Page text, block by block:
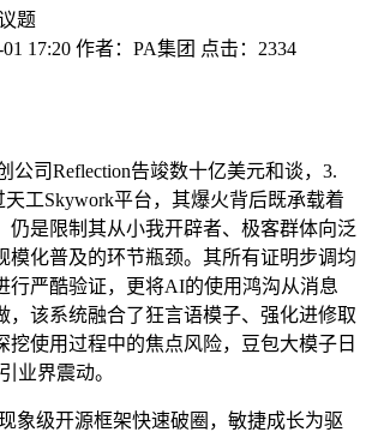
题
17:20 作者： PA集团 点击： 2334
司Reflection告竣数十亿美元和谈，3.
天工Skywork平台，其爆火背后既承载着
仍是限制其从小我开辟者、极客群体向泛
模化普及的环节瓶颈。其所有证明步调均
行严酷验证，更将AI的使用鸿沟从消息
，该系统融合了狂言语模子、强化进修取
挖使用过程中的焦点风险，豆包大模子日
业界震动。
级开源框架快速破圈，敏捷成长为驱